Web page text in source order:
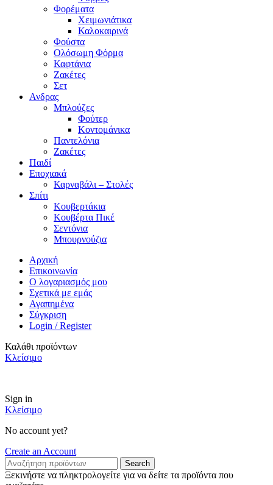
Φορέματα
Χειμωνιάτικα
Καλοκαιρινά
Φούστα
Ολόσωμη Φόρμα
Καφτάνια
Ζακέτες
Σετ
Ανδρας
Μπλούζες
Φούτερ
Κοντομάνικα
Παντελόνια
Ζακέτες
Παιδί
Εποχιακά
Καρναβάλι – Στολές
Σπίτι
Κουβερτάκια
Κουβέρτα Πικέ
Σεντόνια
Μπουρνούζια
Αρχική
Επικοινωνία
Ο λογαριασμός μου
Σχετικά με εμάς
Αγαπημένα
Σύγκριση
Login / Register
Καλάθι προϊόντων
Κλείσιμο
Sign in
Κλείσιμο
No account yet?
Create an Account
Search
Ξεκινήστε να πληκτρολογείτε για να δείτε τα προϊόντα που